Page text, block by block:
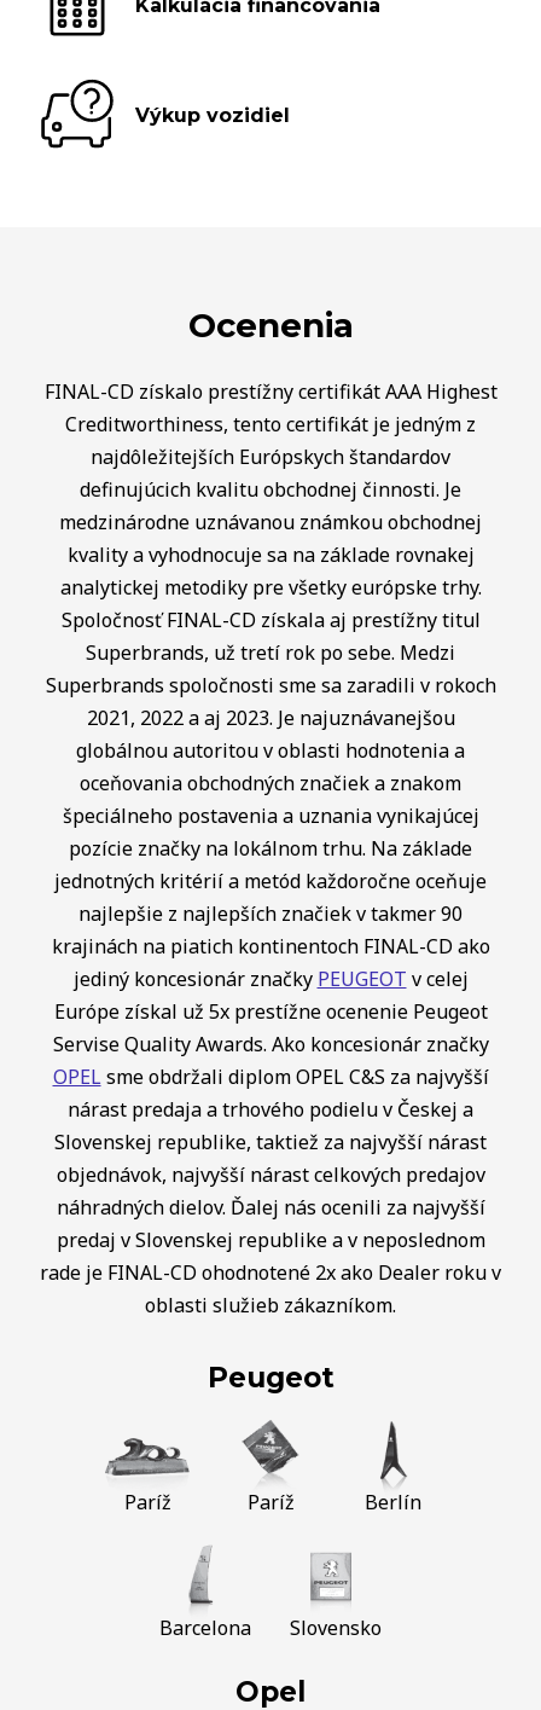
Kalkulácia financovania
Výkup vozidiel
Ocenenia
FINAL-CD získalo prestížny certifikát AAA Highest
Creditworthiness, tento certifikát je jedným z
najdôležitejších Európskych štandardov
definujúcich kvalitu obchodnej činnosti. Je
medzinárodne uznávanou známkou obchodnej
kvality a vyhodnocuje sa na základe rovnakej
analytickej metodiky pre všetky európske trhy.
Spoločnosť FINAL-CD získala aj prestížny titul
Superbrands, už tretí rok po sebe. Medzi
Superbrands spoločnosti sme sa zaradili v rokoch
2021, 2022 a aj 2023. Je najuznávanejšou
globálnou autoritou v oblasti hodnotenia a
oceňovania obchodných značiek a znakom
špeciálneho postavenia a uznania vynikajúcej
pozície značky na lokálnom trhu. Na základe
jednotných kritérií a metód každoročne oceňuje
najlepšie z najlepších značiek v takmer 90
krajinách na piatich kontinentoch FINAL-CD ako
jediný koncesionár značky PEUGEOT v celej
Európe získal už 5x prestížne ocenenie Peugeot
Servise Quality Awards. Ako koncesionár značky
OPELsme obdržali diplom OPEL C&S za najvyšší
nárast predaja a trhového podielu v Českej a
Slovenskej republike, taktiež za najvyšší nárast
objednávok, najvyšší nárast celkových predajov
náhradných dielov. Ďalej nás ocenili za najvyšší
predaj v Slovenskej republike a v neposlednom
rade je FINAL-CD ohodnotené 2x ako Dealer roku v
oblasti služieb zákazníkom.
Peugeot
Paríž Paríž Berlín
Barcelona Slovensko
Opel